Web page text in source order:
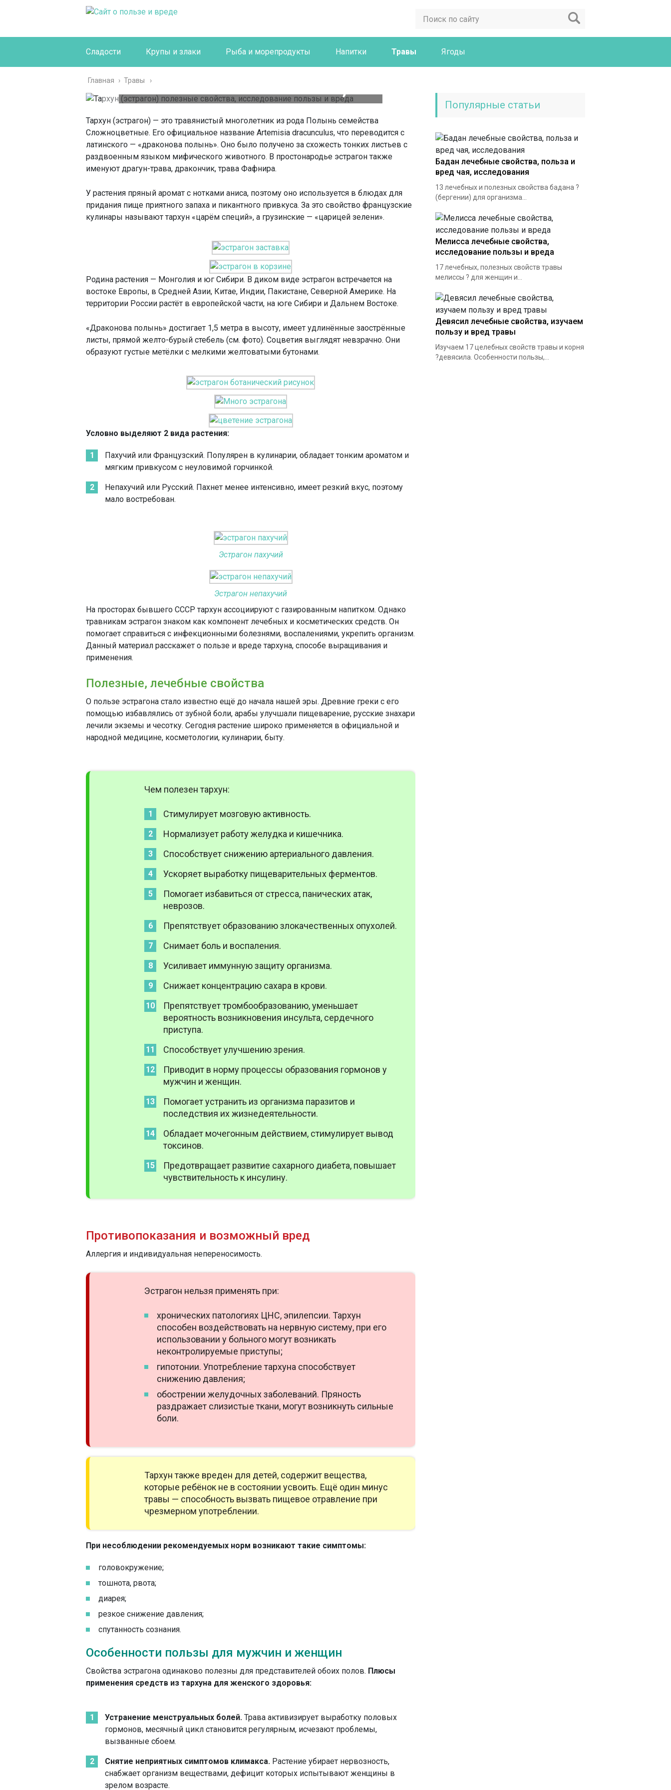
Сладости Крупы и злаки Рыба и морепродукты Напитки Травы Ягоды
Главная › Травы
Тархун (эстрагон)
исследование пользы и
вреда
Тархун (эстрагон) — это травянистый многолетник из рода Полынь семейства
Сложноцветные. Его официальное название Artemisia dracunculus, что переводится с
латинского — «драконова полынь». Оно было получено за схожесть тонких листьев с
раздвоенным языком мифического животного. В простонародье эстрагон также
именуют драгун-трава, дракончик, трава Фафнира.
У растения пряный аромат с нотками аниса, поэтому оно используется в блюдах для
придания пище приятного запаха и пикантного привкуса. За это свойство французские
кулинары называют тархун «царём специй», а грузинские — «царицей зелени».
Родина растения — Монголия и юг Сибири. В диком виде эстрагон встречается на
востоке Европы, в Средней Азии, Китае, Индии, Пакистане, Северной Америке. На
территории России растёт в европейской части, на юге Сибири и Дальнем Востоке.
«Драконова полынь» достигает 1,5 метра в высоту, имеет удлинённые заострённые
листы, прямой желто-бурый стебель (см. фото). Соцветия выглядят невзрачно. Они
образуют густые метёлки с мелкими желтоватыми бутонами.
Условно выделяют 2 вида растения:
Пахучий или Французский. Популярен в кулинарии, обладает тонким ароматом и
мягким привкусом с неуловимой горчинкой.
Непахучий или Русский. Пахнет менее интенсивно, имеет резкий вкус, поэтому
мало востребован.
Эстрагон пахучий
Эстрагон непахучий
На просторах бывшего СССР тархун ассоциируют с газированным напитком. Однако
травникам эстрагон знаком как компонент лечебных и косметических средств. Он
помогает справиться с инфекционными болезнями, воспалениями, укрепить организм.
Данный материал расскажет о пользе и вреде тархуна, способе выращивания и
применения.
Полезные, лечебные свойства
О пользе эстрагона стало известно ещё до начала нашей эры. Древние греки с его
помощью избавлялись от зубной боли, арабы улучшали пищеварение, русские знахари
лечили экземы и чесотку. Сегодня растение широко применяется в официальной и
народной медицине, косметологии, кулинарии, быту.
Чем полезен тархун:
Стимулирует мозговую активность.
Нормализует работу желудка и кишечника.
Способствует снижению артериального давления.
Ускоряет выработку пищеварительных ферментов.
Помогает избавиться от стресса, панических атак,
неврозов.
Препятствует образованию злокачественных опухолей.
Снимает боль и воспаления.
Усиливает иммунную защиту организма.
Снижает концентрацию сахара в крови.
Препятствует тромбообразованию, уменьшает
вероятность возникновения инсульта, сердечного
приступа.
Способствует улучшению зрения.
Приводит в норму процессы образования гормонов у
мужчин и женщин.
Помогает устранить из организма паразитов и
последствия их жизнедеятельности.
Обладает мочегонным действием, стимулирует вывод
токсинов.
Предотвращает развитие сахарного диабета, повышает
чувствительность к инсулину.
Противопоказания и возможный вред
Аллергия и индивидуальная непереносимость.
Эстрагон нельзя применять при:
хронических патологиях ЦНС, эпилепсии. Тархун
способен воздействовать на нервную систему, при его
использовании у больного могут возникать
неконтролируемые приступы;
гипотонии. Употребление тархуна способствует
снижению давления;
обострении желудочных заболеваний. Пряность
раздражает слизистые ткани, могут возникнуть сильные
боли.
Тархун также вреден для детей, содержит вещества,
которые ребёнок не в состоянии усвоить. Ещё один минус
травы — способность вызвать пищевое отравление при
чрезмерном употреблении.
При несоблюдении рекомендуемых норм возникают такие симптомы:
головокружение;
тошнота, рвота;
диарея;
резкое снижение давления;
спутанность сознания.
Особенности пользы для мужчин и женщин
Свойства эстрагона одинаково полезны для представителей обоих полов. Плюсы
применения средств из тархуна для женского здоровья:
Устранение менструальных болей. Трава активизирует выработку половых
гормонов, месячный цикл становится регулярным, исчезают проблемы,
вызванные сбоем.
Снятие неприятных симптомов климакса. Растение убирает нервозность,
снабжает организм веществами, дефицит которых испытывают женщины в
зрелом возрасте.
Популярные статьи
Бадан лечебные свойства, польза и
вред чая, исследования
13 лечебных и полезных свойства бадана ?
(бергении) для организма...
Мелисса лечебные свойства,
исследование пользы и вреда
17 лечебных, полезных свойств травы
мелиссы ? для женщин и...
Девясил лечебные свойства, изучаем
пользу и вред травы
Изучаем 17 целебных свойств травы и корня
?девясила. Особенности пользы,...